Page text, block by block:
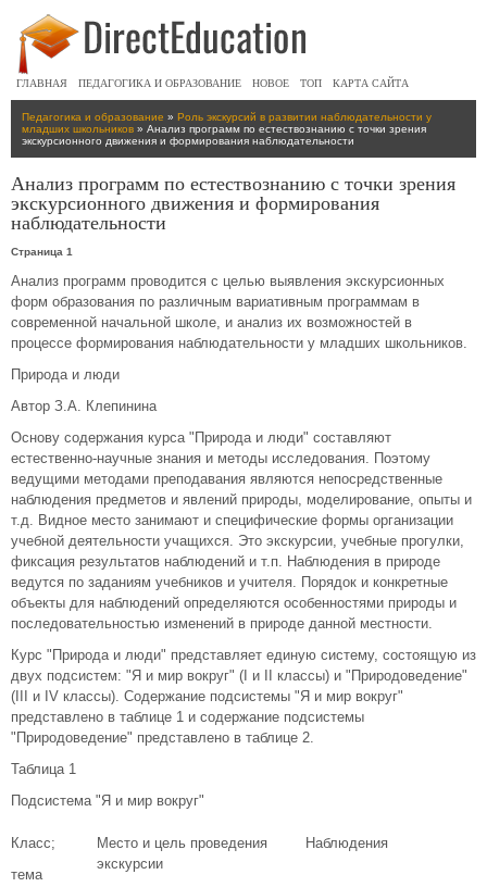
ГЛАВНАЯ ПЕДАГОГИКА И ОБРАЗОВАНИЕ НОВОЕ ТОП КАРТА САЙТА
Педагогика и образование » Роль экскурсий в развитии наблюдательности у
младших школьников » Анализ программ по естествознанию с точки зрения
экскурсионного движения и формирования наблюдательности
Анализ программ по естествознанию с точки зрения
экскурсионного движения и формирования
наблюдательности
Страница 1
Анализ программ проводится с целью выявления экскурсионных
форм образования по различным вариативным программам в
современной начальной школе, и анализ их возможностей в
процессе формирования наблюдательности у младших школьников.
Природа и люди
Автор З.А. Клепинина
Основу содержания курса "Природа и люди" составляют
естественно-научные знания и методы исследования. Поэтому
ведущими методами преподавания являются непосредственные
наблюдения предметов и явлений природы, моделирование, опыты и
т.д. Видное место занимают и специфические формы организации
учебной деятельности учащихся. Это экскурсии, учебные прогулки,
фиксация результатов наблюдений и т.п. Наблюдения в природе
ведутся по заданиям учебников и учителя. Порядок и конкретные
объекты для наблюдений определяются особенностями природы и
последовательностью изменений в природе данной местности.
Курс "Природа и люди" представляет единую систему, состоящую из
двух подсистем: "Я и мир вокруг" (I и II классы) и "Природоведение"
(III и IV классы). Содержание подсистемы "Я и мир вокруг"
представлено в таблице 1 и содержание подсистемы
"Природоведение" представлено в таблице 2.
Таблица 1
Подсистема "Я и мир вокруг"
Класс;
тема
Место и цель проведения
экскурсии
Наблюдения